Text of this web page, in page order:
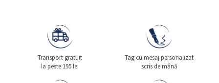
Transport gratuit
la peste 195 lei
Tag cu mesaj personalizat
scris de mână